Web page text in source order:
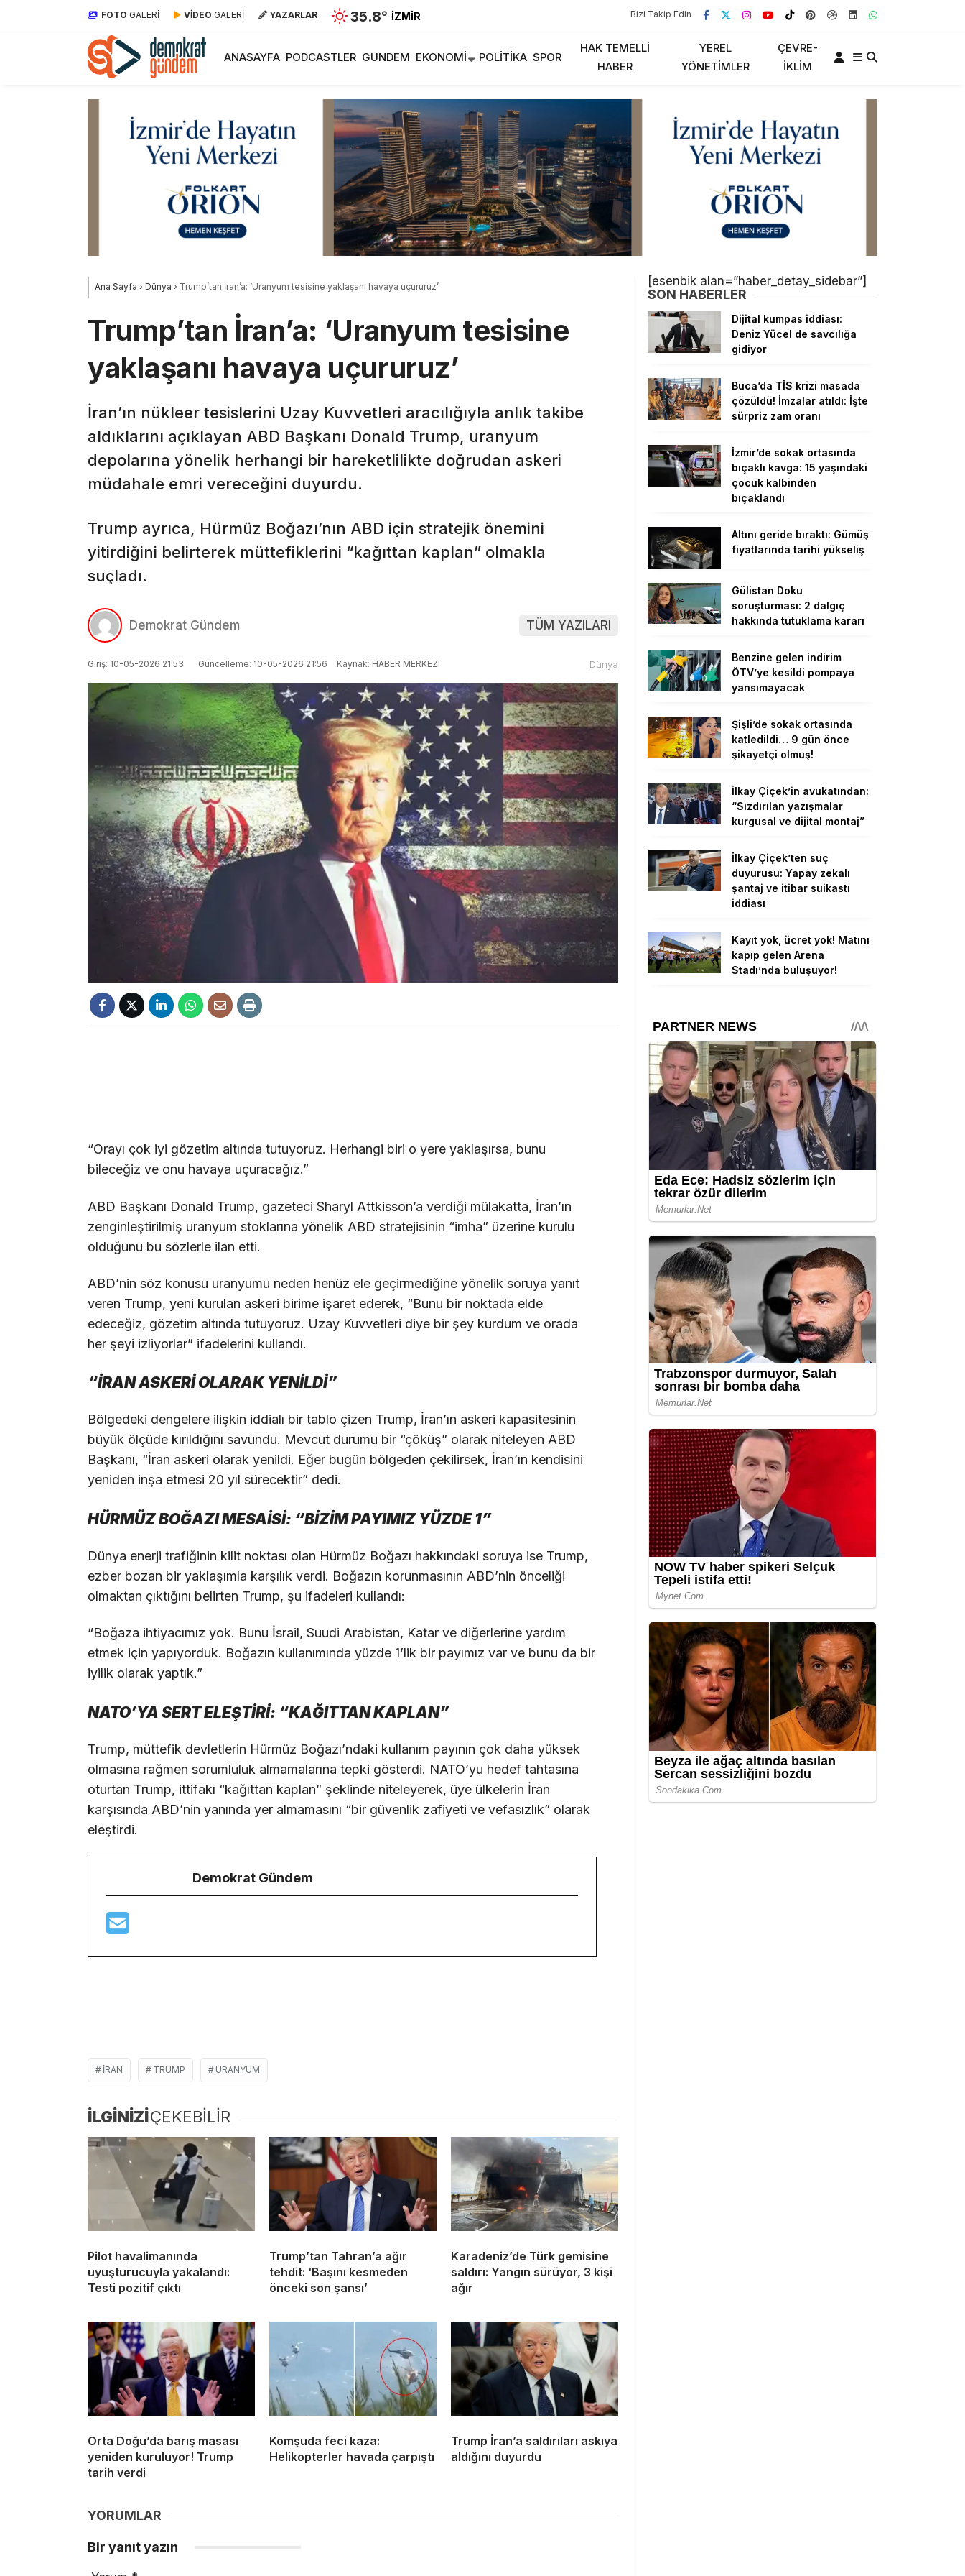
FOTO GALERİ VİDEO GALERİ YAZARLAR 35.8° İZMIR Bizi Takip Edin
ANASAYFA PODCASTLER GÜNDEM EKONOMI POLITIKA SPOR
HAK TEMELLI
HABER
YEREL
YÖNETIMLER
ÇEVRE-
İKLIM
Ana Sayfa › Dünya › Trump’tan İran’a: ‘Uranyum tesisine yaklaşanı havaya uçururuz’
Trump’tan İran’a: ‘Uranyum tesisine
yaklaşanı havaya uçururuz’
İran’ın nükleer tesislerini Uzay Kuvvetleri aracılığıyla anlık takibe
aldıklarını açıklayan ABD Başkanı Donald Trump, uranyum
depolarına yönelik herhangi bir hareketlilikte doğrudan askeri
müdahale emri vereceğini duyurdu.
Trump ayrıca, Hürmüz Boğazı’nın ABD için stratejik önemini
yitirdiğini belirterek müttefiklerini “kağıttan kaplan” olmakla
suçladı.
Demokrat Gündem TÜM YAZILARI
Giriş: 10-05-2026 21:53 Güncelleme: 10-05-2026 21:56 Kaynak: HABER MERKEZI Dünya
“Orayı çok iyi gözetim altında tutuyoruz. Herhangi biri o yere yaklaşırsa, bunu
bileceğiz ve onu havaya uçuracağız.”
ABD Başkanı Donald Trump, gazeteci Sharyl Attkisson’a verdiği mülakatta, İran’ın
zenginleştirilmiş uranyum stoklarına yönelik ABD stratejisinin “imha” üzerine kurulu
olduğunu bu sözlerle ilan etti.
ABD’nin söz konusu uranyumu neden henüz ele geçirmediğine yönelik soruya yanıt
veren Trump, yeni kurulan askeri birime işaret ederek, “Bunu bir noktada elde
edeceğiz, gözetim altında tutuyoruz. Uzay Kuvvetleri diye bir şey kurdum ve orada
her şeyi izliyorlar” ifadelerini kullandı.
“İRAN ASKERİ OLARAK YENİLDİ”
Bölgedeki dengelere ilişkin iddialı bir tablo çizen Trump, İran’ın askeri kapasitesinin
büyük ölçüde kırıldığını savundu. Mevcut durumu bir “çöküş” olarak niteleyen ABD
Başkanı, “İran askeri olarak yenildi. Eğer bugün bölgeden çekilirsek, İran’ın kendisini
yeniden inşa etmesi 20 yıl sürecektir” dedi.
HÜRMÜZ BOĞAZI MESAİSİ: “BİZİM PAYIMIZ YÜZDE 1”
Dünya enerji trafiğinin kilit noktası olan Hürmüz Boğazı hakkındaki soruya ise Trump,
ezber bozan bir yaklaşımla karşılık verdi. Boğazın korunmasının ABD’nin önceliği
olmaktan çıktığını belirten Trump, şu ifadeleri kullandı:
“Boğaza ihtiyacımız yok. Bunu İsrail, Suudi Arabistan, Katar ve diğerlerine yardım
etmek için yapıyorduk. Boğazın kullanımında yüzde 1’lik bir payımız var ve bunu da bir
iyilik olarak yaptık.”
NATO’YA SERT ELEŞTİRİ: “KAĞITTAN KAPLAN”
Trump, müttefik devletlerin Hürmüz Boğazı’ndaki kullanım payının çok daha yüksek
olmasına rağmen sorumluluk almamalarına tepki gösterdi. NATO’yu hedef tahtasına
oturtan Trump, ittifakı “kağıttan kaplan” şeklinde niteleyerek, üye ülkelerin İran
karşısında ABD’nin yanında yer almamasını “bir güvenlik zafiyeti ve vefasızlık” olarak
eleştirdi.
Demokrat Gündem
IRAN TRUMP URANYUM
İLGİNİZİÇEKEBİLİR
Pilot havalimanında
uyuşturucuyla yakalandı:
Testi pozitif çıktı
Trump’tan Tahran’a ağır
tehdit: ‘Başını kesmeden
önceki son şansı’
Karadeniz’de Türk gemisine
saldırı: Yangın sürüyor, 3 kişi
ağır
Orta Doğu’da barış masası
yeniden kuruluyor! Trump
tarih verdi
Komşuda feci kaza:
Helikopterler havada çarpıştı
Trump İran’a saldırıları askıya
aldığını duyurdu
YORUMLAR
Bir yanıt yazın
[esenbik alan=”haber_detay_sidebar”]
SON HABERLER
Dijital kumpas iddiası:
Deniz Yücel de savcılığa
gidiyor
Buca’da TİS krizi masada
çözüldü! İmzalar atıldı: İşte
sürpriz zam oranı
İzmir’de sokak ortasında
bıçaklı kavga: 15 yaşındaki
çocuk kalbinden
bıçaklandı
Altını geride bıraktı: Gümüş
fiyatlarında tarihi yükseliş
Gülistan Doku
soruşturması: 2 dalgıç
hakkında tutuklama kararı
Benzine gelen indirim
ÖTV’ye kesildi pompaya
yansımayacak
Şişli’de sokak ortasında
katledildi… 9 gün önce
şikayetçi olmuş!
İlkay Çiçek’in avukatından:
“Sızdırılan yazışmalar
kurgusal ve dijital montaj”
İlkay Çiçek’ten suç
duyurusu: Yapay zekalı
şantaj ve itibar suikastı
iddiası
Kayıt yok, ücret yok! Matını
kapıp gelen Arena
Stadı’nda buluşuyor!